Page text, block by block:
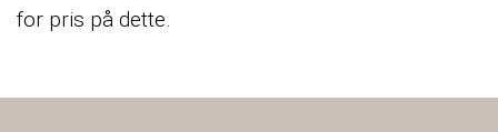
for pris på dette.